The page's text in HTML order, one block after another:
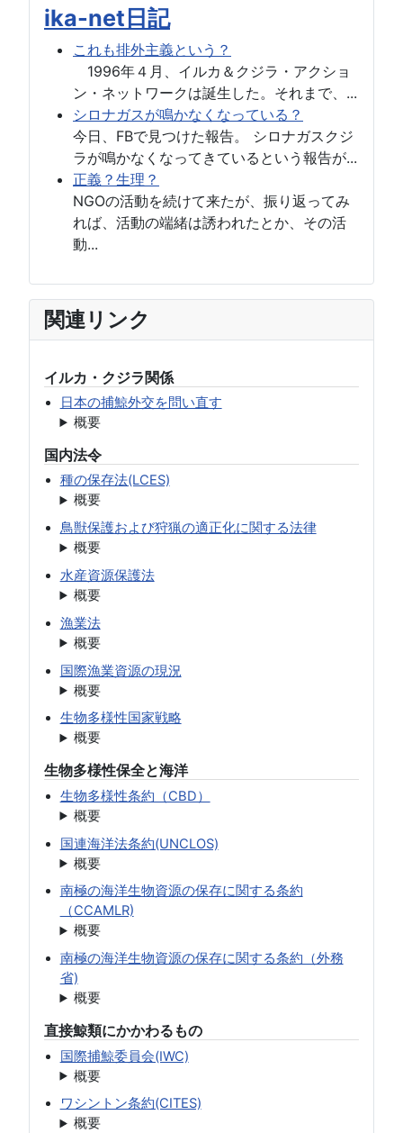
ika-net日記
これも排外主義という？
1996年４月、イルカ＆クジラ・アクショ
ン・ネットワークは誕生した。それまで、...
シロナガスが鳴かなくなっている？
今日、FBで見つけた報告。 シロナガスクジ
ラが鳴かなくなってきているという報告が...
正義？生理？
NGOの活動を続けて来たが、振り返ってみ
れば、活動の端緒は誘われたとか、その活
動...
関連リンク
イルカ・クジラ関係
日本の捕鯨外交を問い直す
概要
国内法令
種の保存法(LCES)
概要
鳥獣保護および狩猟の適正化に関する法律
概要
水産資源保護法
概要
漁業法
概要
国際漁業資源の現況
概要
生物多様性国家戦略
概要
生物多様性保全と海洋
生物多様性条約（CBD）
概要
国連海洋法条約(UNCLOS)
概要
南極の海洋生物資源の保存に関する条約
（CCAMLR)
概要
南極の海洋生物資源の保存に関する条約（外務
省)
概要
直接鯨類にかかわるもの
国際捕鯨委員会(IWC)
概要
ワシントン条約(CITES)
概要